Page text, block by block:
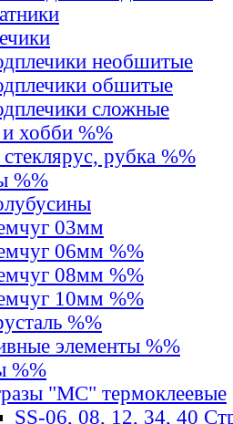
необшитые
обшитые
сложные
хобби %%
рубка %%
%%
03мм
06мм %%
08мм %%
10мм %%
%%
элементы %%
%%
"MС" термоклеевые
SS-06, 08, 12, 34, 40